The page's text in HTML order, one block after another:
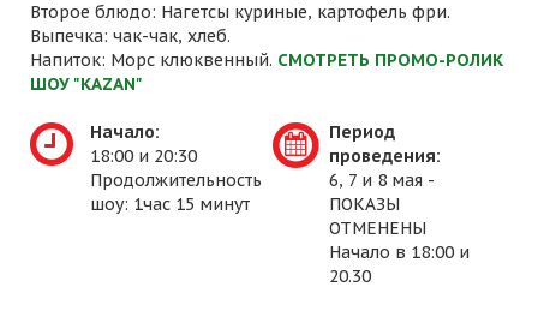
Второе блюдо: Нагетсы куриные, картофель фри.
Выпечка: чак-чак, хлеб.
Напиток: Морс клюквенный. СМОТРЕТЬ ПРОМО-РОЛИК
ШОУ "KAZAN"
Начало:
18:00 и 20:30
Продолжительность
шоу: 1час 15 минут
Период
проведения:
6, 7 и 8 мая -
ПОКАЗЫ
ОТМЕНЕНЫ
Начало в 18:00 и
20.30